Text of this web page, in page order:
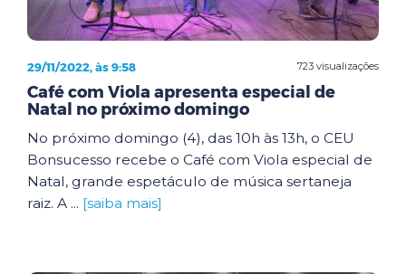
723 visualizações
29/11/2022, às 9:58
Café com Viola apresenta especial de
Natal no próximo domingo
No próximo domingo (4), das 10h às 13h, o CEU
Bonsucesso recebe o Café com Viola especial de
Natal, grande espetáculo de música sertaneja
raiz. A ... [saiba mais]